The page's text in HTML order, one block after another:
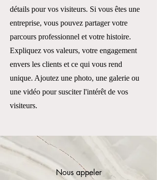
détails pour vos visiteurs. Si vous êtes une
entreprise, vous pouvez partager votre
parcours professionnel et votre histoire.
Expliquez vos valeurs, votre engagement
envers les clients et ce qui vous rend
unique. Ajoutez une photo, une galerie ou
une vidéo pour susciter l'intérêt de vos
visiteurs.
Nous appeler